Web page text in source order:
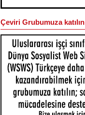
Çeviri Grubumuza katılın